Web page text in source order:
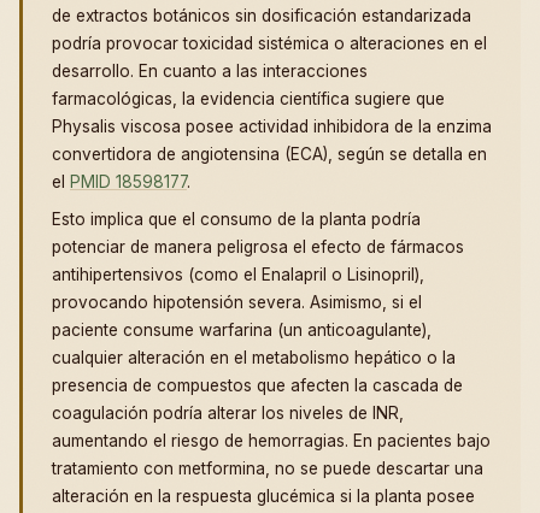
de extractos botánicos sin dosificación estandarizada
podría provocar toxicidad sistémica o alteraciones en el
desarrollo. En cuanto a las interacciones
farmacológicas, la evidencia científica sugiere que
Physalis viscosa posee actividad inhibidora de la enzima
convertidora de angiotensina (ECA), según se detalla en
el
PMID 18598177.
Esto implica que el consumo de la planta podría
potenciar de manera peligrosa el efecto de fármacos
antihipertensivos (como el Enalapril o Lisinopril),
provocando hipotensión severa. Asimismo, si el
paciente consume warfarina (un anticoagulante),
cualquier alteración en el metabolismo hepático o la
presencia de compuestos que afecten la cascada de
coagulación podría alterar los niveles de INR,
aumentando el riesgo de hemorragias. En pacientes bajo
tratamiento con metformina, no se puede descartar una
alteración en la respuesta glucémica si la planta posee